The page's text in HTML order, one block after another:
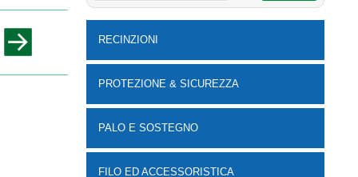
RECINZIONI
PROTEZIONE & SICUREZZA
PALO E SOSTEGNO
FILO ED ACCESSORISTICA